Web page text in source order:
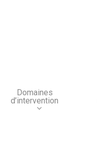
Domaines
d’intervention